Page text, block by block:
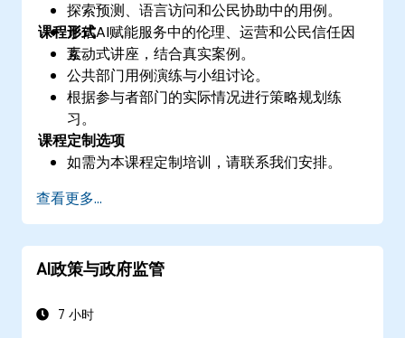
探索预测、语言访问和公民协助中的用例。
评估AI赋能服务中的伦理、运营和公民信任因
素。
课程形式
互动式讲座，结合真实案例。
公共部门用例演练与小组讨论。
根据参与者部门的实际情况进行策略规划练
习。
课程定制选项
如需为本课程定制培训，请联系我们安排。
查看更多...
AI政策与政府监管
7 小时